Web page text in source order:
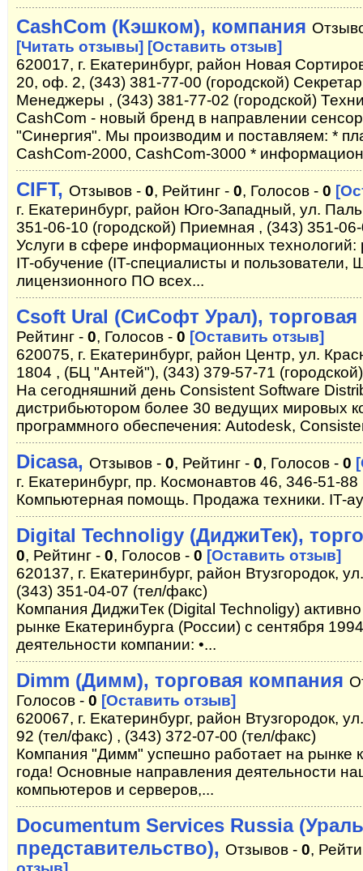
CashCom (Кэшком), компания
[Читать отзывы] [Оставить отзыв]
620017, г. Екатеринбург, район Новая
20, оф. 2, (343) 381-77-00 (городской)
Менеджеры , (343) 381-77-02 (городской)
CashCom - новый бренд в направлении
"Синергия". Мы производим и поставляем: *
CashCom-2000, CashCom-3000 *
CIFT, Отзывов - 0, Рейтинг - 0, Голосов - 0
г. Екатеринбург, район Юго-Западный, ул.
351-06-10 (городской) Приемная , (343) 351-
Услуги в сфере информационных
IT-обучение (IT-специалисты и
лицензионного ПО всех...
Csoft Ural (СиСофт Урал),
Рейтинг - 0, Голосов - 0 [Оставить отзыв]
620075, г. Екатеринбург, район Центр, ул.
1804 , (БЦ "Антей"), (343) 379-57-71
На сегодняшний день Consistent Software
дистрибьютором более 30 ведущих мировых
программного обеспечения: Autodesk,
Dicasa, Отзывов - 0, Рейтинг - 0, Голосов - 0
г. Екатеринбург, пр. Космонавтов 46, 346-51-88
Компьютерная помощь. Продажа техники. IT-
Digital Technoligy (ДиджиТек),
0, Рейтинг - 0, Голосов - 0 [Оставить отзыв]
620137, г. Екатеринбург, район Втузгородок,
(343) 351-04-07 (тел/факс)
Компания ДиджиТек (Digital Technoligy)
рынке Екатеринбурга (России) с сентября
деятельности компании: •...
Dimm (Димм), торговая компания
Голосов - 0 [Оставить отзыв]
620067, г. Екатеринбург, район Втузгородок,
92 (тел/факс) , (343) 372-07-00 (тел/факс)
Компания "Димм" успешно работает на рынке
года! Основные направления деятельности
компьютеров и серверов,...
Documentum Services Russia
представительство), Отзывов - 0,